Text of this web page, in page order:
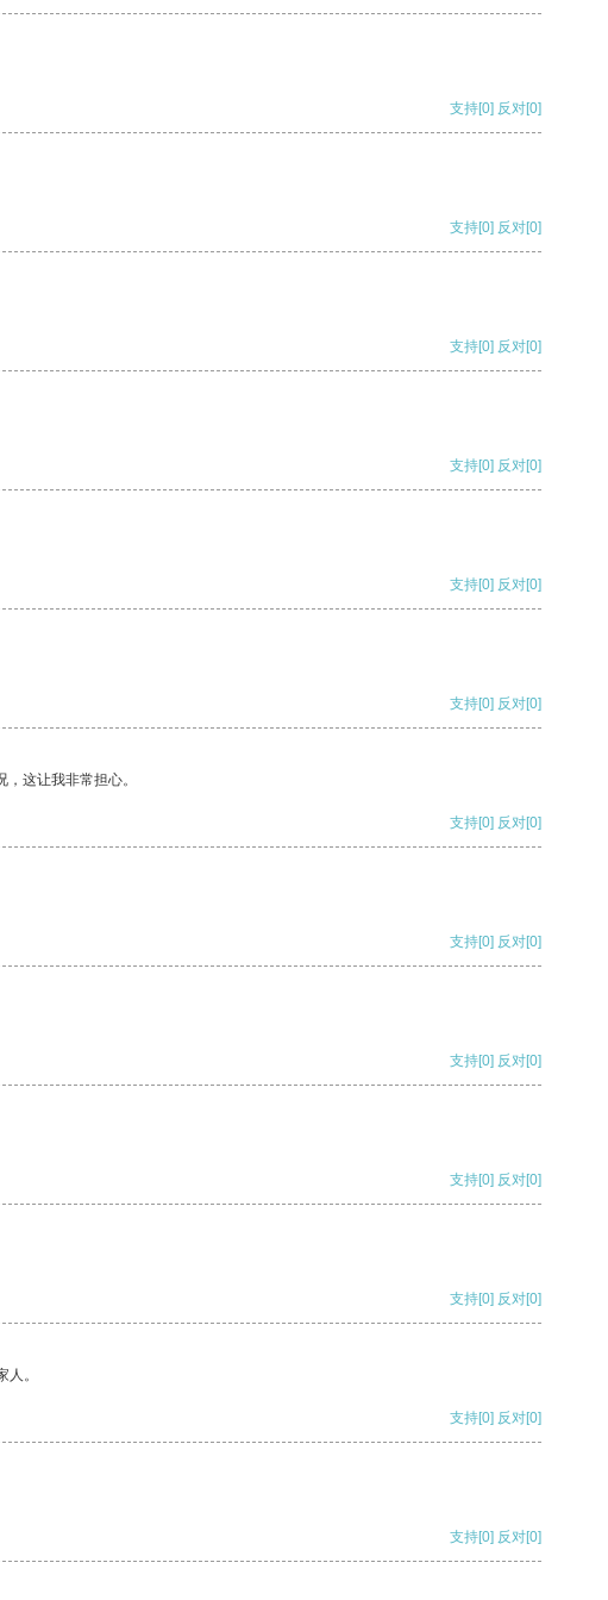
支持[0] 反对[0]
支持[0] 反对[0]
支持[0] 反对[0]
支持[0] 反对[0]
支持[0] 反对[0]
支持[0] 反对[0]
这让我非常担心。
支持[0] 反对[0]
支持[0] 反对[0]
支持[0] 反对[0]
支持[0] 反对[0]
支持[0] 反对[0]
。
支持[0] 反对[0]
支持[0] 反对[0]